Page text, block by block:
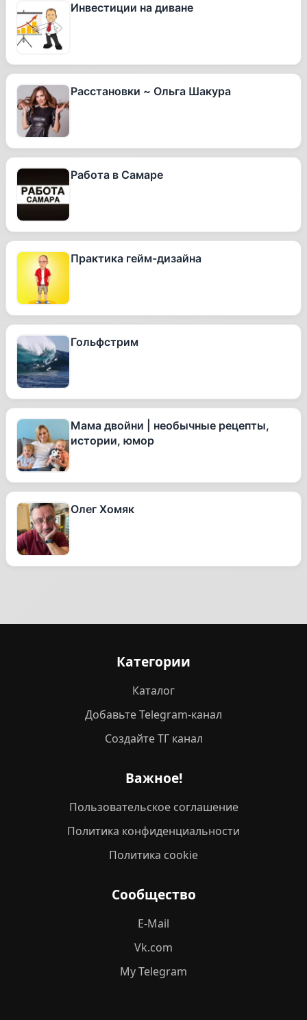
Инвестиции на диване
Расстановки ~ Ольга Шакура
Работа в Самаре
Практика гейм-дизайна
Гольфстрим
Мама двойни | необычные рецепты,
истории, юмор
Олег Хомяк
Категории
Каталог
Добавьте Telegram-канал
Создайте ТГ канал
Важное!
Пользовательское соглашение
Политика конфиденциальности
Политика cookie
Сообщество
E-Mail
Vk.com
My Telegram